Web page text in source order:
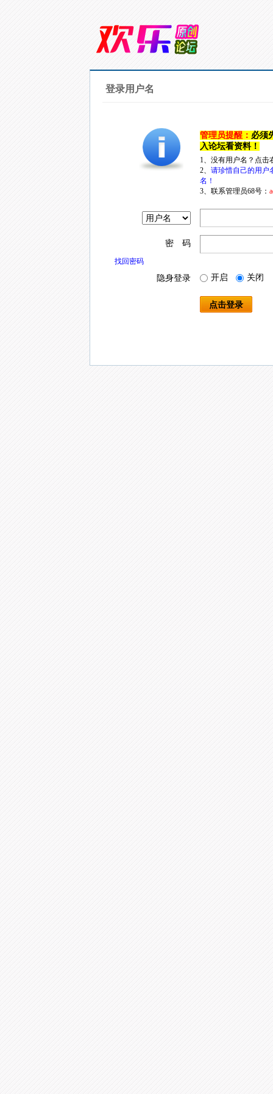
登录用户名
管理员提醒： 必须
入论坛看资料！
1、没有用户名？点
2、 请珍惜自己的用户
名！
3、联系管理员68号：
密 码
找回密码
隐身登录 开启 关闭
点击登录